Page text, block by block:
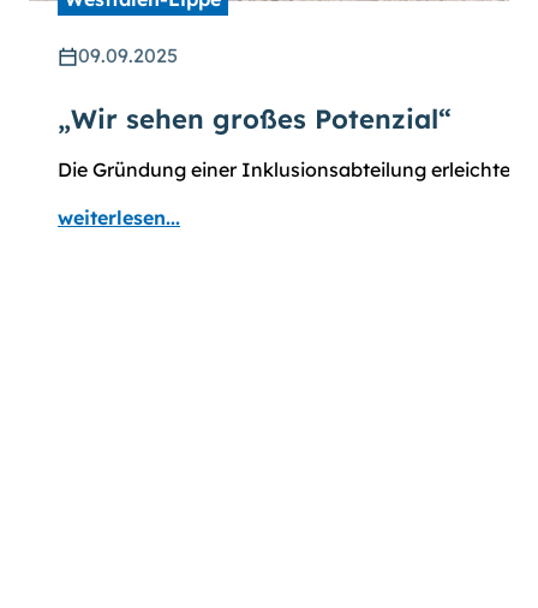
09.09.2025
„Wir sehen großes Potenzial“
Die Gründung einer Inklusionsabteilung erleichtert
weiterlesen...